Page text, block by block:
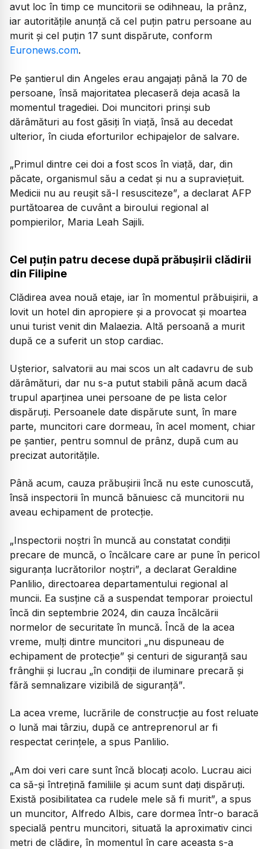
avut loc în timp ce muncitorii se odihneau, la prânz,
iar autoritățile anunță că cel puțin patru persoane au
murit și cel puțin 17 sunt dispărute, conform
Euronews.com.
Pe șantierul din Angeles erau angajați până la 70 de
persoane, însă majoritatea plecaseră deja acasă la
momentul tragediei. Doi muncitori prinși sub
dărâmături au fost găsiți în viață, însă au decedat
ulterior, în ciuda eforturilor echipajelor de salvare.
„Primul dintre cei doi a fost scos în viață, dar, din
păcate, organismul său a cedat și nu a supraviețuit.
Medicii nu au reușit să-l resusciteze”, a declarat AFP
purtătoarea de cuvânt a biroului regional al
pompierilor, Maria Leah Sajili.
Cel puțin patru decese după prăbușirii clădirii
din Filipine
Clădirea avea nouă etaje, iar în momentul prăbuișirii, a
lovit un hotel din apropiere și a provocat și moartea
unui turist venit din Malaezia. Altă persoană a murit
după ce a suferit un stop cardiac.
Ușterior, salvatorii au mai scos un alt cadavru de sub
dărâmături, dar nu s-a putut stabili până acum dacă
trupul aparținea unei persoane de pe lista celor
dispăruți. Persoanele date dispărute sunt, în mare
parte, muncitori care dormeau, în acel moment, chiar
pe șantier, pentru somnul de prânz, după cum au
precizat autoritățile.
Până acum, cauza prăbușirii încă nu este cunoscută,
însă inspectorii în muncă bănuiesc că muncitorii nu
aveau echipament de protecție.
„Inspectorii noștri în muncă au constatat condiții
precare de muncă, o încălcare care ar pune în pericol
siguranța lucrătorilor noștri”, a declarat Geraldine
Panlilio, directoarea departamentului regional al
muncii. Ea susține că a suspendat temporar proiectul
încă din septembrie 2024, din cauza încălcării
normelor de securitate în muncă. Încă de la acea
vreme, mulți dintre muncitori „nu dispuneau de
echipament de protecție” și centuri de siguranță sau
frânghii și lucrau „în condiții de iluminare precară și
fără semnalizare vizibilă de siguranță”.
La acea vreme, lucrările de construcție au fost reluate
o lună mai târziu, după ce antreprenorul ar fi
respectat cerințele, a spus Panlilio.
„Am doi veri care sunt încă blocați acolo. Lucrau aici
ca să-și întrețină familiile și acum sunt dați dispăruți.
Există posibilitatea ca rudele mele să fi murit”, a spus
un muncitor, Alfredo Albis, care dormea într-o baracă
specială pentru muncitori, situată la aproximativ cinci
metri de clădire, în momentul în care aceasta s-a